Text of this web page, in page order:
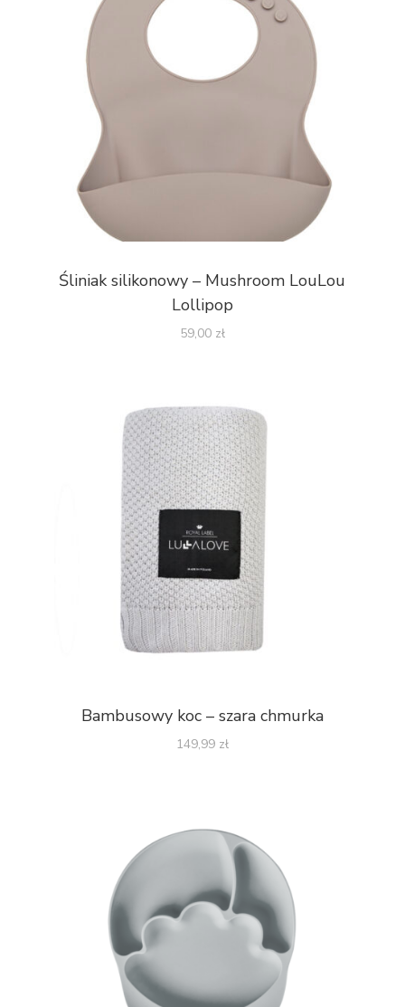
Śliniak silikonowy – Mushroom LouLou
Lollipop
59,00 zł
Bambusowy koc – szara chmurka
149,99 zł